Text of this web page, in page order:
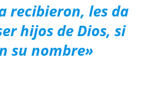
recibieron, les da
hijos de Dios, si
su nombre»